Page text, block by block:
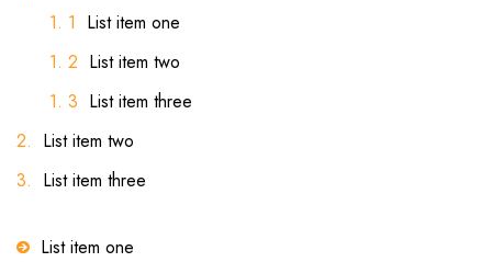
List item one
List item two
List item three
List item two
List item three
List item one